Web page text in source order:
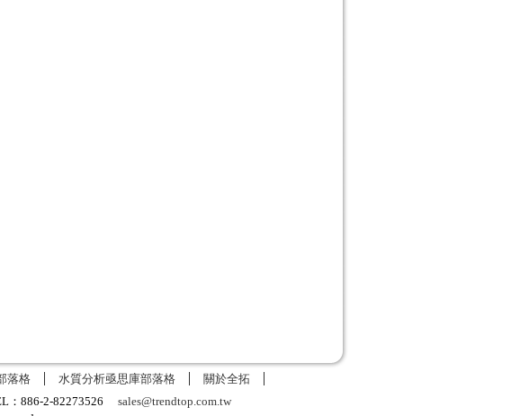
落格 水質分析亟思庫部落格
關於全拓
：886-2-82273526 sales@trendtop.com.tw